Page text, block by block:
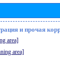
и прочая
area]
area]